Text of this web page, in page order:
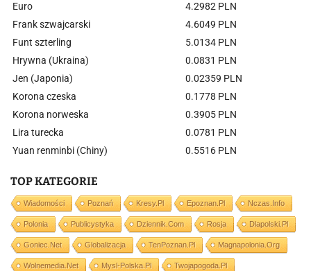
Euro
4.2982 PLN
Frank szwajcarski
4.6049 PLN
Funt szterling
5.0134 PLN
Hrywna (Ukraina)
0.0831 PLN
Jen (Japonia)
0.02359 PLN
Korona czeska
0.1778 PLN
Korona norweska
0.3905 PLN
Lira turecka
0.0781 PLN
Yuan renminbi (Chiny)
0.5516 PLN
TOP KATEGORIE
Wiadomości Poznań Kresy.pl Epoznan.pl Nczas.info
Polonia Publicystyka Dziennik.com Rosja Dlapolski.pl
Goniec.net Globalizacja TenPoznan.pl Magnapolonia.org
Wolnemedia.net Mysl-Polska.pl Twojapogoda.pl